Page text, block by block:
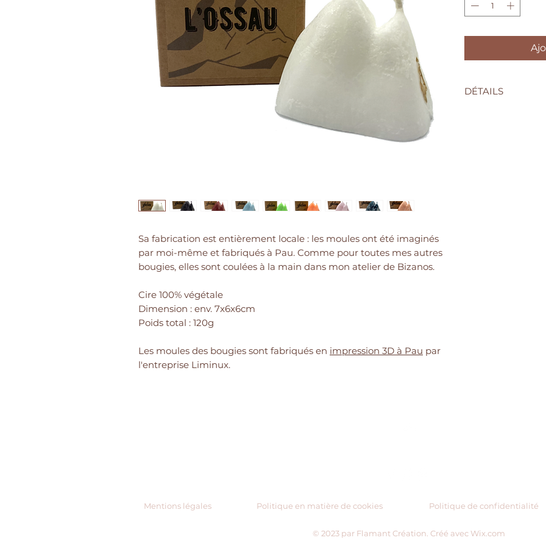
Sa fabrication est entièrement locale : les moules ont été imaginés
par moi-même et fabriqués à Pau. Comme pour toutes mes autres
bougies, elles sont coulées à la main dans mon atelier de Bizanos.
Cire 100% végétale
Dimension : env. 7x6x6cm
Poids total : 120g
Les moules des bougies sont fabriqués en impression 3D à Pau par
l'entreprise Liminux.
DÉTAILS
Mentions légales Politique en matière de cookies Politique de confidentialité
© 2023 par Flamant Création. Créé avec Wix.com